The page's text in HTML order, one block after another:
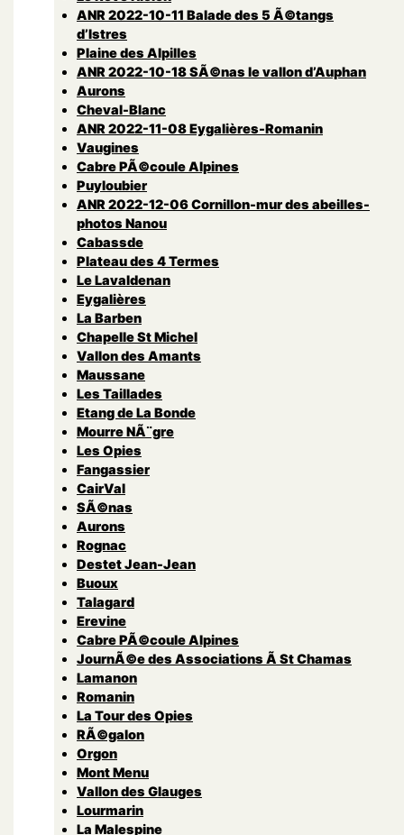
ANR 2022-10-11 Balade des 5 Ã©tangs
d’Istres
Plaine des Alpilles
ANR 2022-10-18 SÃ©nas le vallon d’Auphan
Aurons
Cheval-Blanc
ANR 2022-11-08 Eygalières-Romanin
Vaugines
Cabre PÃ©coule Alpines
Puyloubier
ANR 2022-12-06 Cornillon-mur des abeilles-
photos Nanou
Cabassde
Plateau des 4 Termes
Le Lavaldenan
Eygalières
La Barben
Chapelle St Michel
Vallon des Amants
Maussane
Les Taillades
Etang de La Bonde
Mourre NÃ¨gre
Les Opies
Fangassier
CairVal
SÃ©nas
Aurons
Rognac
Destet Jean-Jean
Buoux
Talagard
Erevine
Cabre PÃ©coule Alpines
JournÃ©e des Associations Ã St Chamas
Lamanon
Romanin
La Tour des Opies
RÃ©galon
Orgon
Mont Menu
Vallon des Glauges
Lourmarin
La Malespine